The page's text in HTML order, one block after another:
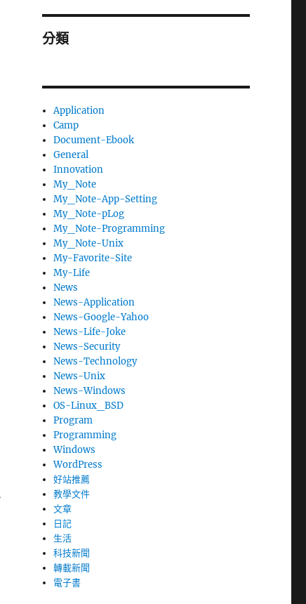
分類
Application
Camp
Document-Ebook
General
Innovation
My_Note
My_Note-App-Setting
My_Note-pLog
My_Note-Programming
My_Note-Unix
My-Favorite-Site
My-Life
News
News-Application
News-Google-Yahoo
News-Life-Joke
News-Security
News-Technology
News-Unix
News-Windows
OS-Linux_BSD
Program
Programming
Windows
WordPress
好站推薦
教學文件
文章
日記
生活
科技新聞
轉載新聞
電子書